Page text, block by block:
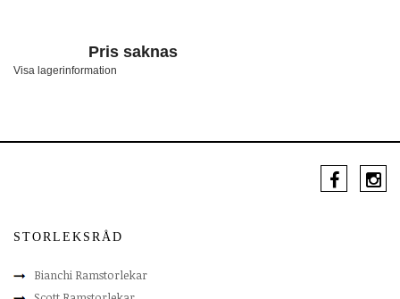
Pris saknas
Visa lagerinformation
STORLEKSRÅD
Bianchi Ramstorlekar